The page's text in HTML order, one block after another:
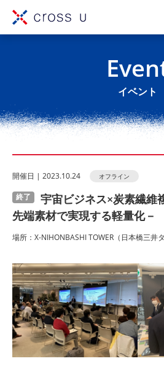
イベント
開催⽇ | 2023.10.24 オフライン
終了
宇宙ビジネス×炭素繊
先端素材で実現する軽量化－
場所：X-NIHONBASHI TOWER（日本橋三井タ